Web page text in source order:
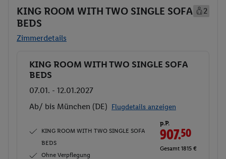
KING ROOM WITH TWO SINGLE SOFA
BEDS
2
Zimmerdetails
Buchen
KING ROOM WITH TWO SINGLE SOFA
BEDS
07.01. - 12.01.2027
Ab/ bis München (DE) Flugdetails anzeigen
KING ROOM WITH TWO SINGLE SOFA
BEDS
Ohne Verpflegung
p.P.
907.50
Gesamt 1815 €